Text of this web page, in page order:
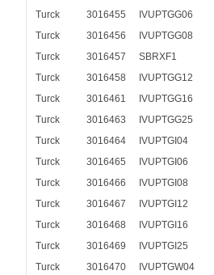
Turck
3016455
IVUPTGG06
Turck
3016456
IVUPTGG08
Turck
3016457
SBRXF1
Turck
3016458
IVUPTGG12
Turck
3016461
IVUPTGG16
Turck
3016463
IVUPTGG25
Turck
3016464
IVUPTGI04
Turck
3016465
IVUPTGI06
Turck
3016466
IVUPTGI08
Turck
3016467
IVUPTGI12
Turck
3016468
IVUPTGI16
Turck
3016469
IVUPTGI25
Turck
3016470
IVUPTGW04